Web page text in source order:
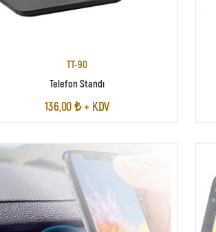
TT-90
Telefon Standı
136,00 ₺ + KDV